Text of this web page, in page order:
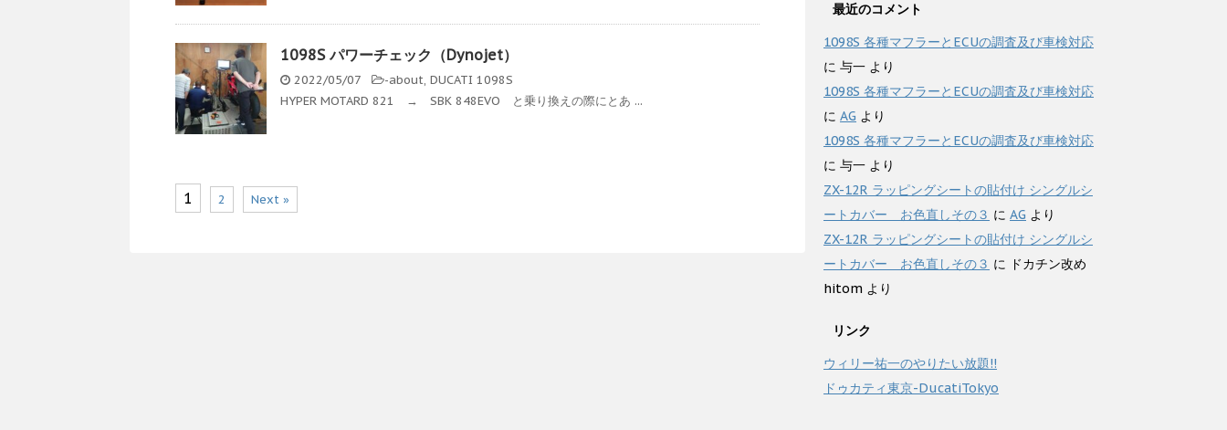
1098S パワーチェック（Dynojet）
2022/05/07 -about, DUCATI 1098S
HYPER MOTARD 821 → SBK 848EVO と乗り換えの際にとあ ...
1 2 Next »
最近のコメント
1098S 各種マフラーとECUの調査及び車検対応
に 与一 より
1098S 各種マフラーとECUの調査及び車検対応
に AG より
1098S 各種マフラーとECUの調査及び車検対応
に 与一 より
ZX-12R ラッピングシートの貼付け シングルシ
ートカバー お色直しその３ に AG より
ZX-12R ラッピングシートの貼付け シングルシ
ートカバー お色直しその３ に ドカチン改め
hitom より
リンク
ウィリー祐一のやりたい放題!!
ドゥカティ東京-DucatiTokyo